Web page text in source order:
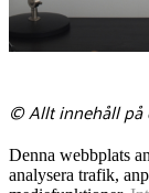
© Allt innehåll på
Denna webbplats
analysera trafik,